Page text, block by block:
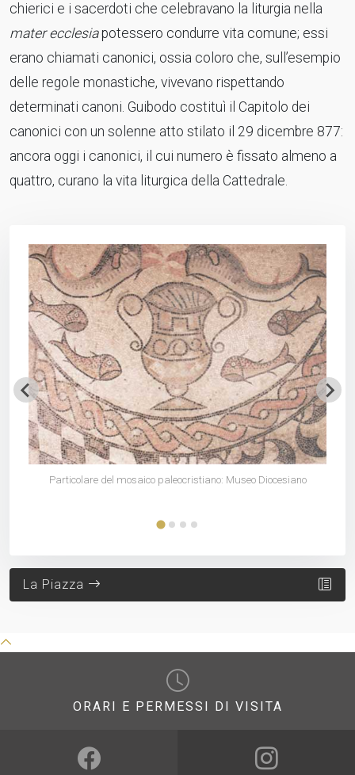
chierici e i sacerdoti che celebravano la liturgia nella
mater ecclesiapotessero condurre vita comune; essi
erano chiamati canonici, ossia coloro che, sull’esempio
delle regole monastiche, vivevano rispettando
determinati canoni. Guibodo costituì il Capitolo dei
canonici con un solenne atto stilato il 29 dicembre 877:
ancora oggi i canonici, il cui numero è fissato almeno a
quattro, curano la vita liturgica della Cattedrale.
Particolare del mosaico paleocristiano: Museo Diocesiano
La Piazza
ORARI E PERMESSI DI VISITA